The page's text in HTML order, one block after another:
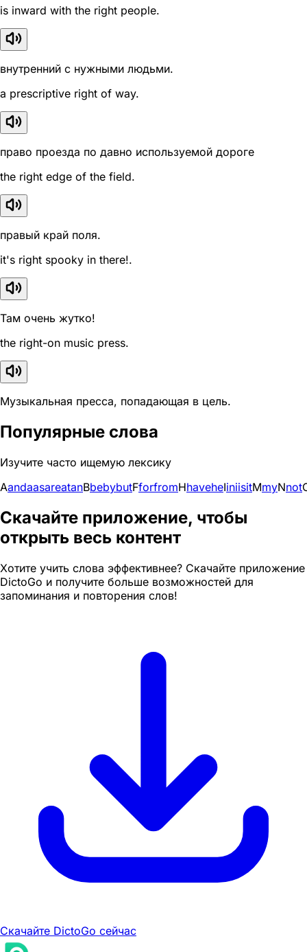
is inward with the right people.
внутренний с нужными людьми.
a prescriptive right of way.
право проезда по давно используемой дороге
the right edge of the field.
правый край поля.
it's right spooky in there!.
Там очень жутко!
the right-on music press.
Музыкальная пресса, попадающая в цель.
Популярные слова
Изучите часто ищемую лексику
AandaasareatanBbebybutFforfromHhaveheIiniisitMmyNnot
Скачайте приложение, чтобы
открыть весь контент
Хотите учить слова эффективнее? Скачайте приложение
DictoGo и получите больше возможностей для
запоминания и повторения слов!
Скачайте DictoGo сейчас